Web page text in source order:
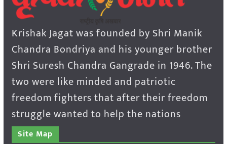
Krishak Jagat was founded by Shri Manik
Chandra Bondriya and his younger brother
Shri Suresh Chandra Gangrade in 1946. The
two were like minded and patriotic
freedom fighters that after their freedom
struggle wanted to help the nations
Site Map